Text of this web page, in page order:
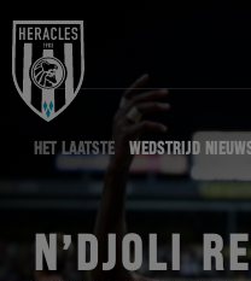
HET LAATSTE WEDSTRIJD
N’DJOLI